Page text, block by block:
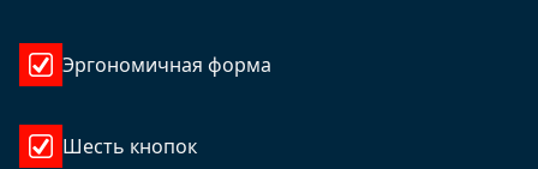
Эргономичная форма
Шесть кнопок